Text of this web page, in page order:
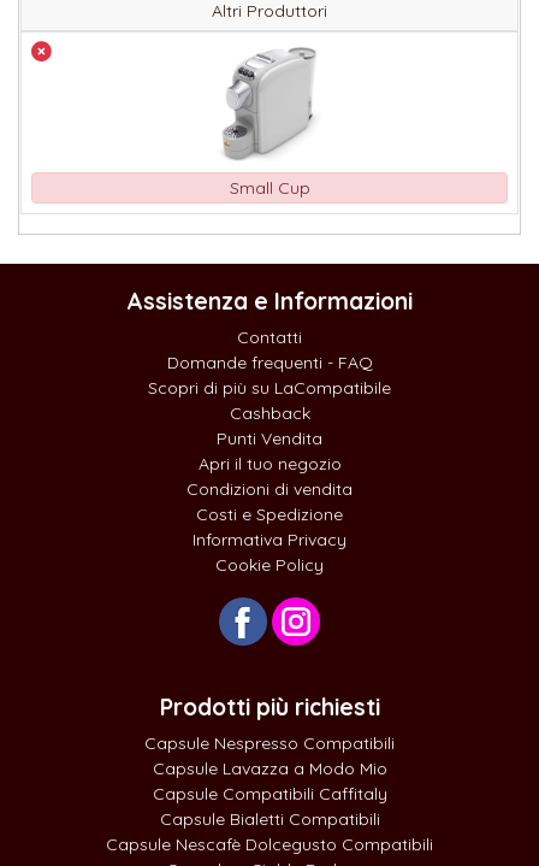
Altri Produttori
Small Cup
Assistenza e Informazioni
Contatti
Domande frequenti - FAQ
Scopri di più su LaCompatibile
Cashback
Punti Vendita
Apri il tuo negozio
Condizioni di vendita
Costi e Spedizione
Informativa Privacy
Cookie Policy
Prodotti più richiesti
Capsule Nespresso Compatibili
Capsule Lavazza a Modo Mio
Capsule Compatibili Caffitaly
Capsule Bialetti Compatibili
Capsule Nescafè Dolcegusto Compatibili